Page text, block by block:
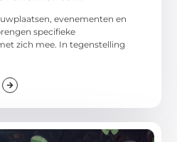
evenementen en
specifieke
zich mee. In tegenstelling